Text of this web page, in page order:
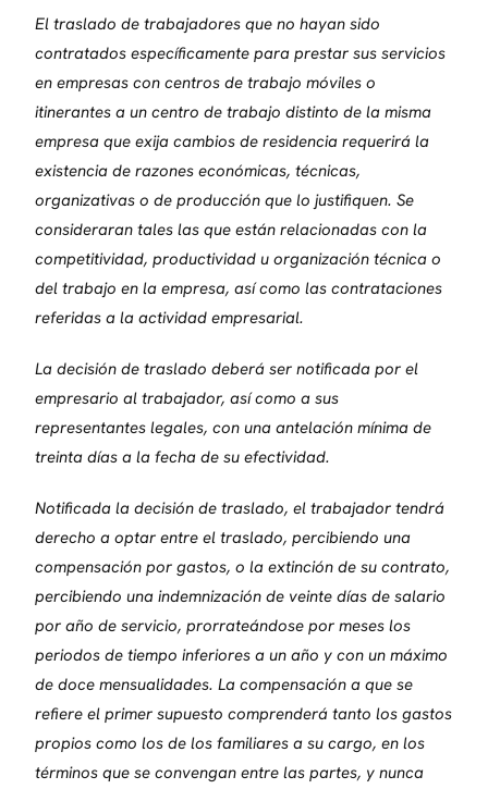
El traslado de trabajadores que no hayan sido
contratados específicamente para prestar sus servicios
en empresas con centros de trabajo móviles o
itinerantes a un centro de trabajo distinto de la misma
empresa que exija cambios de residencia requerirá la
existencia de razones económicas, técnicas,
organizativas o de producción que lo justifiquen. Se
consideraran tales las que están relacionadas con la
competitividad, productividad u organización técnica o
del trabajo en la empresa, así como las contrataciones
referidas a la actividad empresarial.
La decisión de traslado deberá ser notificada por el
empresario al trabajador, así como a sus
representantes legales, con una antelación mínima de
treinta días a la fecha de su efectividad.
Notificada la decisión de traslado, el trabajador tendrá
derecho a optar entre el traslado, percibiendo una
compensación por gastos, o la extinción de su contrato,
percibiendo una indemnización de veinte días de salario
por año de servicio, prorrateándose por meses los
periodos de tiempo inferiores a un año y con un máximo
de doce mensualidades. La compensación a que se
refiere el primer supuesto comprenderá tanto los gastos
propios como los de los familiares a su cargo, en los
términos que se convengan entre las partes, y nunca